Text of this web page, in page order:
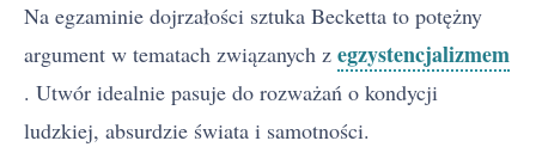
Na egzaminie dojrzałości sztuka Becketta to potężny
argument w tematach związanych z egzystencjalizmem
. Utwór idealnie pasuje do rozważań o kondycji
ludzkiej, absurdzie świata i samotności.